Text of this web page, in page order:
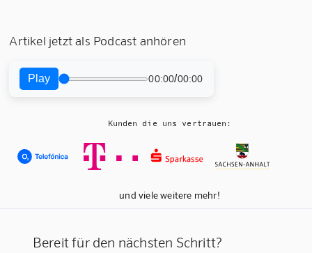
Artikel jetzt als Podcast anhören
Play 00:00/00:00
Kunden die uns vertrauen:
und viele weitere mehr!
Bereit für den nächsten Schritt?